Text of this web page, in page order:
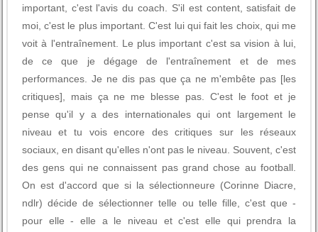
important, c'est l'avis du coach. S'il est content, satisfait de
moi, c'est le plus important. C'est lui qui fait les choix, qui me
voit à l'entraînement. Le plus important c'est sa vision à lui,
de ce que je dégage de l'entraînement et de mes
performances. Je ne dis pas que ça ne m'embête pas [les
critiques], mais ça ne me blesse pas. C'est le foot et je
pense qu'il y a des internationales qui ont largement le
niveau et tu vois encore des critiques sur les réseaux
sociaux, en disant qu'elles n'ont pas le niveau. Souvent, c'est
des gens qui ne connaissent pas grand chose au football.
On est d'accord que si la sélectionneure (Corinne Diacre,
ndlr) décide de sélectionner telle ou telle fille, c'est que -
pour elle - elle a le niveau et c'est elle qui prendra la